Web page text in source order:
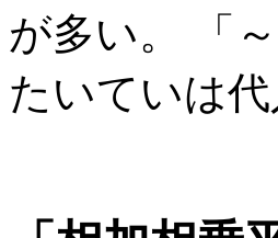
が多い。 「
たいていは